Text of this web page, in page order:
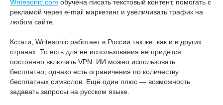
Writesonic.com обучена писать текстовый контент, помогать с
рекламой через e-mail маркетинг и увеличивать трафик на
любом сайте.
Кстати, Writesonic работает в России так же, как и в других
странах. То есть для её использования не придётся
постоянно включать VPN. ИИ можно использовать
бесплатно, однако есть ограничения по количеству
бесплатных символов. Ещё один плюс — возможность
задавать запросы на русском языке.